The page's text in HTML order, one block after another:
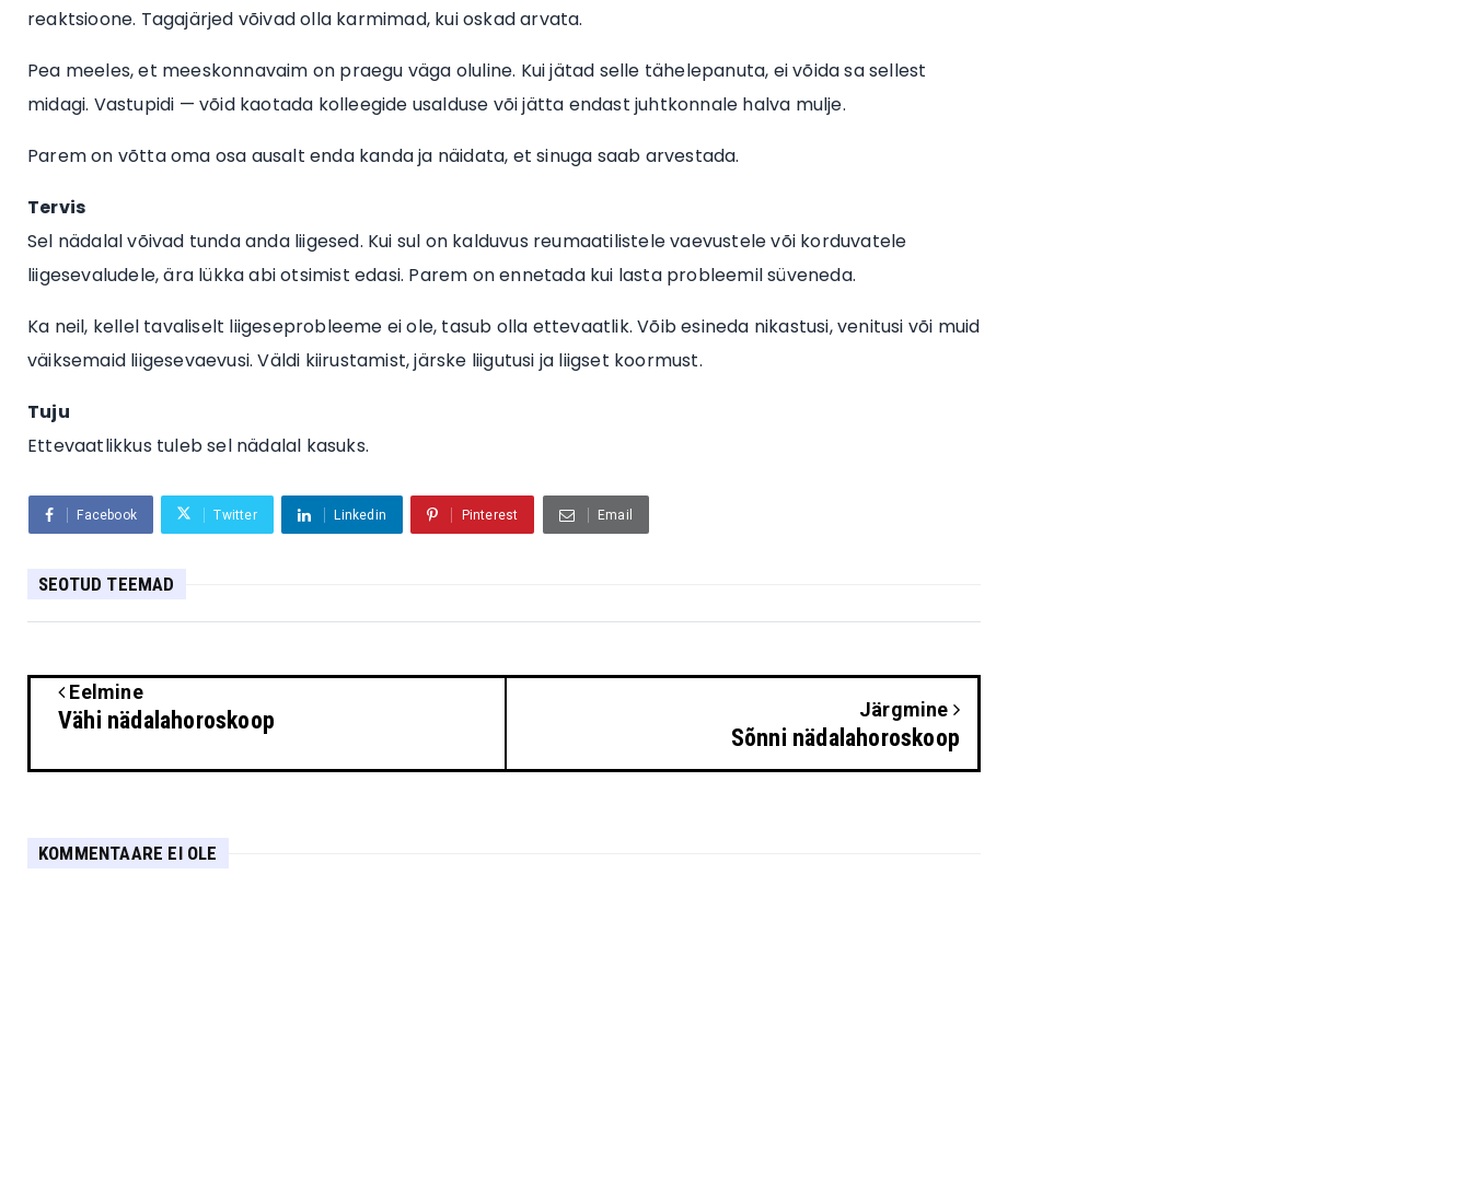
reaktsioone. Tagajärjed võivad olla karmimad, kui oskad arvata.
Pea meeles, et meeskonnavaim on praegu väga oluline. Kui jätad selle tähelepanuta, ei võida sa sellest
midagi. Vastupidi — võid kaotada kolleegide usalduse või jätta endast juhtkonnale halva mulje.
Parem on võtta oma osa ausalt enda kanda ja näidata, et sinuga saab arvestada.
Tervis
Sel nädalal võivad tunda anda liigesed. Kui sul on kalduvus reumaatilistele vaevustele või korduvatele
liigesevaludele, ära lükka abi otsimist edasi. Parem on ennetada kui lasta probleemil süveneda.
Ka neil, kellel tavaliselt liigeseprobleeme ei ole, tasub olla ettevaatlik. Võib esineda nikastusi, venitusi või muid
väiksemaid liigesevaevusi. Väldi kiirustamist, järske liigutusi ja liigset koormust.
Tuju
Ettevaatlikkus tuleb sel nädalal kasuks.
Facebook Twitter Linkedin Pinterest Email
SEOTUD TEEMAD
Eelmine
Vähi nädalahoroskoop Järgmine
Sõnni nädalahoroskoop
KOMMENTAARE EI OLE